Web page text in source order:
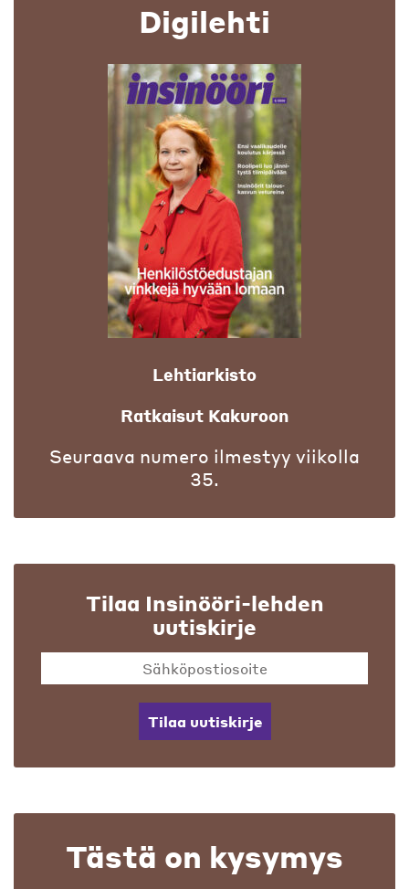
Digilehti
Lehtiarkisto
Ratkaisut Kakuroon
Seuraava numero ilmestyy viikolla
35.
Tilaa Insinööri-lehden
uutiskirje
Tilaa uutiskirje
Tästä on kysymys